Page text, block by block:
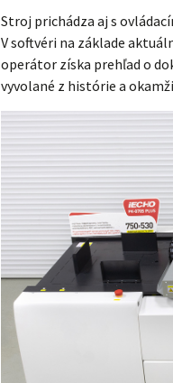
Stroj prichádza aj s
V softvéri na základe
operátor získa prehľad o
vyvolané z histórie a